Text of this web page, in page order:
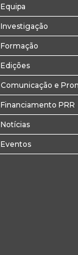
Equipa
Investigação
Formação
Edições
Comunicação e
Financiamento PRR
Notícias
Eventos